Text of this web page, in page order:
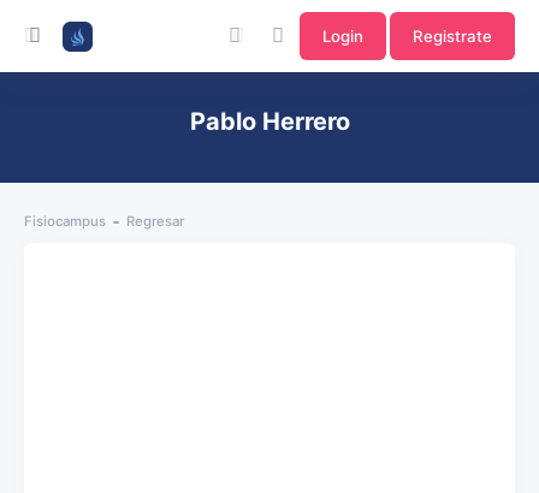
Login Registrate
Pablo Herrero
Fisiocampus Regresar